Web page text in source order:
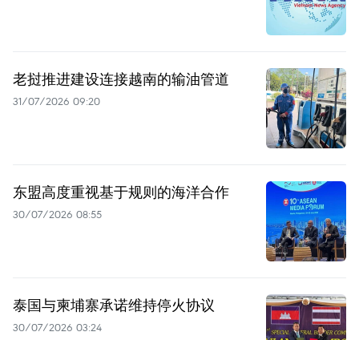
老挝推进建设连接越南的输油管道
31/07/2026 09:20
东盟高度重视基于规则的海洋合作
30/07/2026 08:55
泰国与柬埔寨承诺维持停火协议
30/07/2026 03:24